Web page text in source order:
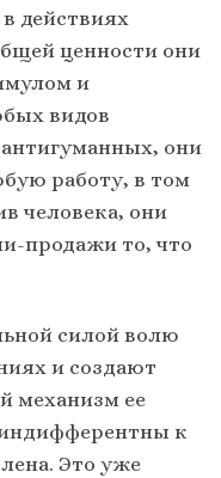
действиях
ценности они
и
видов
они
работу, в том
человека, они
продажи то, что
силой волю
и создают
механизм ее
к
Это уже